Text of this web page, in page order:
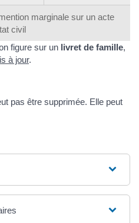
marginale sur un acte
civil
figure sur un livret de famille,
à jour.
pas être supprimée. Elle peut